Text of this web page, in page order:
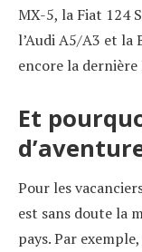
MX-5, la Fiat 124
l’Audi A5/A3 et la
encore la dernière
Et
Pour les
est sans doute la
pays. Par